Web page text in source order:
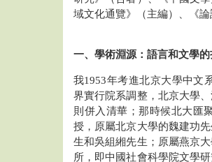
域文化通覽》（主編）、《
一、學術淵源：語言和文學
我1953年考進北京大學中文
界實行院系調整，北京大學
則併入清華；那時候北大匯
授，原屬北京大學的魏建功
生和吳組緗先生；原屬燕京
所，即中國社會科學院文學